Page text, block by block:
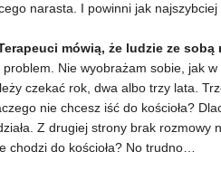
narasta. I powinni jak najszybciej
mówią, że ludzie ze sobą
Nie wyobrażam sobie, jak
czekać rok, dwa albo trzy lata.
nie chcesz iść do kościoła?
Z drugiej strony brak
chodzi do kościoła? No trudno…